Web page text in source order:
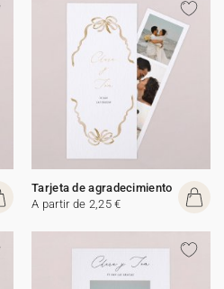
Tarjeta de agradecimiento
A partir de 2,25 €